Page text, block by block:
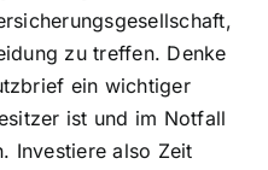
zu treffen. Denke
ein wichtiger
ist und im Notfall
Investiere also Zeit